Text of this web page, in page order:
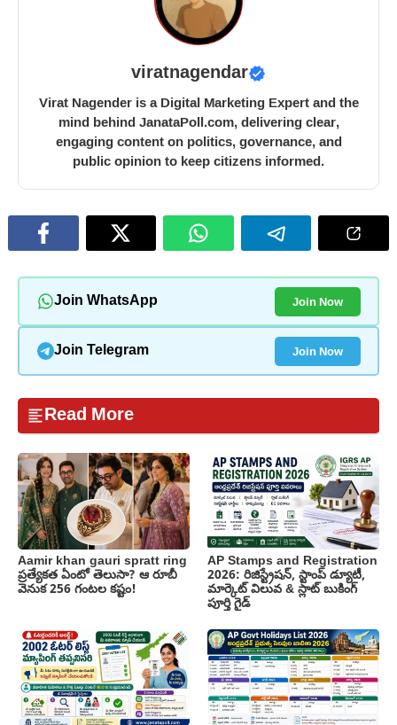
viratnagendar
Virat Nagender is a Digital Marketing Expert and the
mind behind JanataPoll.com, delivering clear,
engaging content on politics, governance, and
public opinion to keep citizens informed.
Join WhatsApp Join Now
Join Telegram Join Now
Read More
Aamir khan gauri spratt ring
ప్రత్యేకత ఏంటో తెలుసా? ఆ రూబీ
వెనుక 256 గంటల కష్టం!
AP Stamps and Registration
2026: రిజిస్ట్రేషన్, స్టాంప్ డ్యూటీ,
మార్కెట్ విలువ & స్లాట్ బుకింగ్
పూర్తి గైడ్